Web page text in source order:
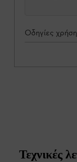
Οδηγίες
Τεχνικές